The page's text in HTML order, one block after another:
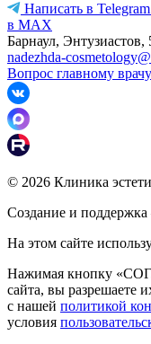
Написать в Telegram
в MAX
Барнаул, Энтузиастов,
nadezhda-
Вопрос главному врачу
© 2026 Клиника
Создание и
На этом сайте
Нажимая кнопку
сайта, вы разрешаете
с нашей политикой
условия